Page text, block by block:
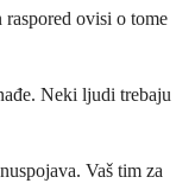
ovisi o tome
Neki ljudi trebaju
Vaš tim za